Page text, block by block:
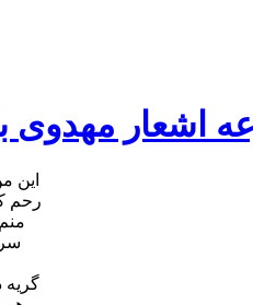
این
رحم
گریه